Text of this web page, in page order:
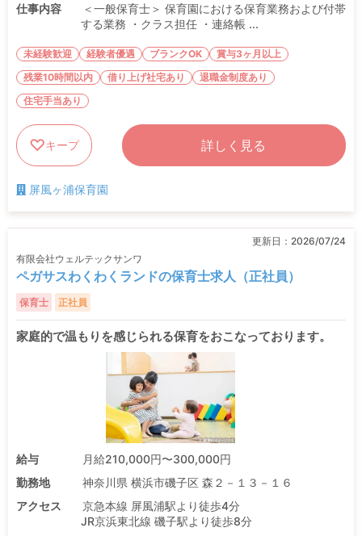
仕事内容
＜一般保育士＞ 保育園における保育業務および付帯
する業務 ・クラス担任 ・連絡帳 ...
未経験歓迎 経験者優遇 ブランクOK
賞与3ヶ月以上
残業10時間以内
借り上げ社宅あり
退職金制度あり
住宅手当あり
キープ 詳しく見る
屏風ヶ浦保育園
更新日： 2026/07/24
有限会社ウェルテックサンワ
ペガサスわくわくランドの保育士求人（正社員）
保育士 正社員
家庭的で温もりを感じられる保育をおこなっております。
給与
月給210,000円〜300,000円
勤務地
神奈川県 横浜市磯子区 森２－１３－１６
アクセス
京急本線 屏風浦駅より徒歩4分
JR京浜東北線 磯子駅より徒歩8分